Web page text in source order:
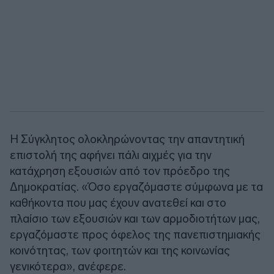
Η Σύγκλητος ολοκληρώνοντας την απαντητική
επιστολή της αφήνει πάλι αιχμές για την
κατάχρηση εξουσιών από τον πρόεδρο της
Δημοκρατίας. «Όσο εργαζόμαστε σύμφωνα με τα
καθήκοντα που μας έχουν ανατεθεί και στο
πλαίσιο των εξουσιών και των αρμοδιοτήτων μας,
εργαζόμαστε προς όφελος της πανεπιστημιακής
κοινότητας, των φοιτητών και της κοινωνίας
γενικότερα», ανέφερε.